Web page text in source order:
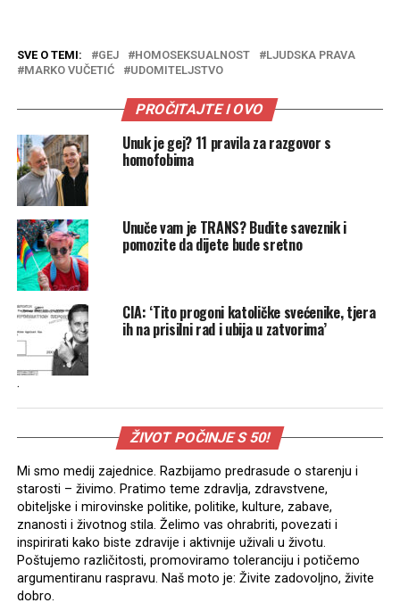
SVE O TEMI: GEJ HOMOSEKSUALNOST
LJUDSKA PRAVA
MARKO VUČETIĆ
UDOMITELJSTVO
PROČITAJTE I OVO
Unuk je gej? 11 pravila za razgovor s
homofobima
Unuče vam je TRANS? Budite saveznik i
pomozite da dijete bude sretno
CIA: ‘Tito progoni katoličke svećenike, tjera
ih na prisilni rad i ubija u zatvorima’
.
ŽIVOT POČINJE S 50!
Mi smo medij zajednice. Razbijamo predrasude o starenju i
starosti – živimo. Pratimo teme zdravlja, zdravstvene,
obiteljske i mirovinske politike, politike, kulture, zabave,
znanosti i životnog stila. Želimo vas ohrabriti, povezati i
inspirirati kako biste zdravije i aktivnije uživali u životu.
Poštujemo različitosti, promoviramo toleranciju i potičemo
argumentiranu raspravu. Naš moto je: Živite zadovoljno, živite
dobro.